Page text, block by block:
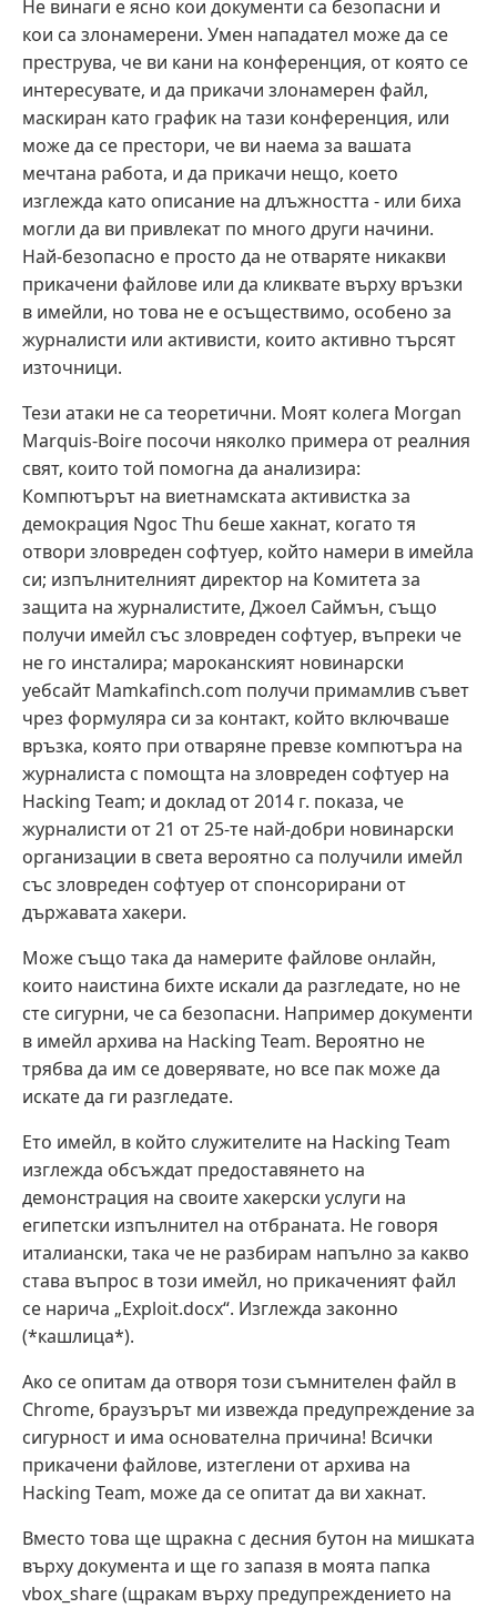
Не винаги е ясно кои документи са безопасни и
кои са злонамерени. Умен нападател може да се
преструва, че ви кани на конференция, от която се
интересувате, и да прикачи злонамерен файл,
маскиран като график на тази конференция, или
може да се престори, че ви наема за вашата
мечтана работа, и да прикачи нещо, което
изглежда като описание на длъжността - или биха
могли да ви привлекат по много други начини.
Най-безопасно е просто да не отваряте никакви
прикачени файлове или да кликвате върху връзки
в имейли, но това не е осъществимо, особено за
журналисти или активисти, които активно търсят
източници.
Тези атаки не са теоретични. Моят колега Morgan
Marquis-Boire посочи няколко примера от реалния
свят, които той помогна да анализира:
Компютърът на виетнамската активистка за
демокрация Ngoc Thu беше хакнат, когато тя
отвори зловреден софтуер, който намери в имейла
си; изпълнителният директор на Комитета за
защита на журналистите, Джоел Саймън, също
получи имейл със зловреден софтуер, въпреки че
не го инсталира; мароканският новинарски
уебсайт Mamkafinch.com получи примамлив съвет
чрез формуляра си за контакт, който включваше
връзка, която при отваряне превзе компютъра на
журналиста с помощта на зловреден софтуер на
Hacking Team; и доклад от 2014 г. показа, че
журналисти от 21 от 25-те най-добри новинарски
организации в света вероятно са получили имейл
със зловреден софтуер от спонсорирани от
държавата хакери.
Може също така да намерите файлове онлайн,
които наистина бихте искали да разгледате, но не
сте сигурни, че са безопасни. Например документи
в имейл архива на Hacking Team. Вероятно не
трябва да им се доверявате, но все пак може да
искате да ги разгледате.
Ето имейл, в който служителите на Hacking Team
изглежда обсъждат предоставянето на
демонстрация на своите хакерски услуги на
египетски изпълнител на отбраната. Не говоря
италиански, така че не разбирам напълно за какво
става въпрос в този имейл, но прикаченият файл
се нарича „Exploit.docx“. Изглежда законно
(*кашлица*).
Ако се опитам да отворя този съмнителен файл в
Chrome, браузърът ми извежда предупреждение за
сигурност и има основателна причина! Всички
прикачени файлове, изтеглени от архива на
Hacking Team, може да се опитат да ви хакнат.
Вместо това ще щракна с десния бутон на мишката
върху документа и ще го запазя в моята папка
vbox_share (щракам върху предупреждението на